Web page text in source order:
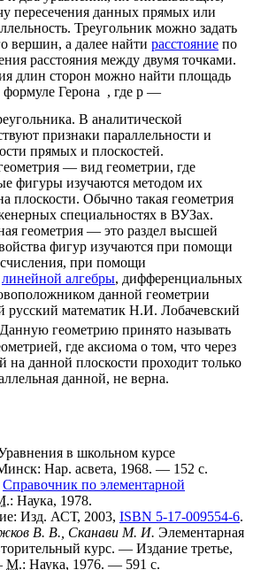
пересечения данных прямых или
Треугольник можно задать
вершин, а далее найти расстояние по
расстояния между двумя точками.
длин сторон можно найти площадь
формуле Герона , где p —
В аналитической
признаки параллельности и
прямых и плоскостей.
— вид геометрии, где
фигуры изучаются методом их
плоскости. Обычно такая геометрия
специальностях в ВУЗах.
геометрия — это раздел высшей
фигур изучаются при помощи
, при помощи
линейной алгебры, дифференциальных
данной геометрии
русский математик Н.И. Лобачевский
геометрию принято называть
, где аксиома о том, что через
на данной плоскости проходит только
данной, не верна.
в школьном курсе
Нар. асвета, 1968. — 152 с.
Справочник по элементарной
: Наука, 1978.
Изд. АСТ, 2003, ISBN 5-17-009554-6.
В. В., Сканави М. И. Элементарная
курс. — Издание третье,
М.: Наука, 1976. — 591 с.